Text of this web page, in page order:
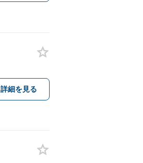
詳細を見る